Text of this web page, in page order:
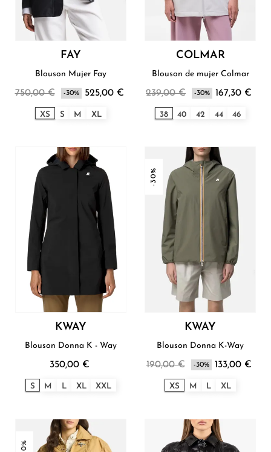
FAY
Blouson Mujer Fay
750,00 € -30% 525,00 €
XS S M XL
COLMAR
Blouson de mujer Colmar
239,00 € -30% 167,30 €
38 40 42 44 46
KWAY
Blouson Donna K - Way
350,00 €
S M L XL XXL
-30%
KWAY
Blouson Donna K-Way
190,00 € -30% 133,00 €
XS M L XL